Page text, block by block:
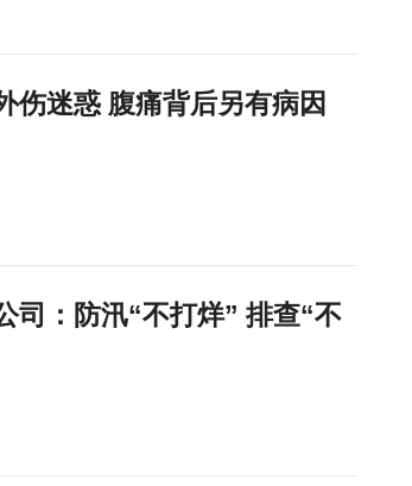
伤迷惑 腹痛背后另有病因
司：防汛“不打烊” 排查“不